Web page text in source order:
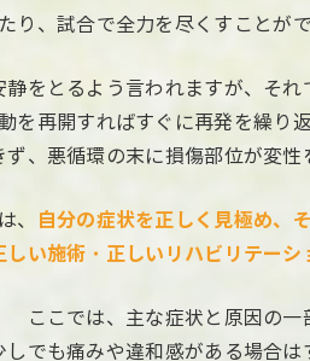
り、試合で全力を尽くすことが
静をとるよう言われますが、それ
を再開すればすぐに再発を繰り
、悪循環の末に損傷部位が変
、
自分の症状を正しく見極め、
しい施術・正しいリハビリテーシ
ここでは、主な症状と原因の一
しでも痛みや違和感がある場合は